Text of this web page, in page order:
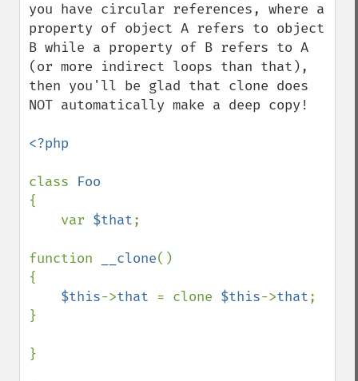
you have circular references, where a
property of object A refers to object
B while a property of B refers to A
(or more indirect loops than that),
then you'll be glad that clone does
NOT automatically make a deep copy!
<?php
class
{
    var
$that;
function __clone()
{
$this->that = clone $this->that;
}
}